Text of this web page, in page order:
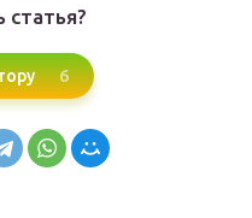
статья?
6